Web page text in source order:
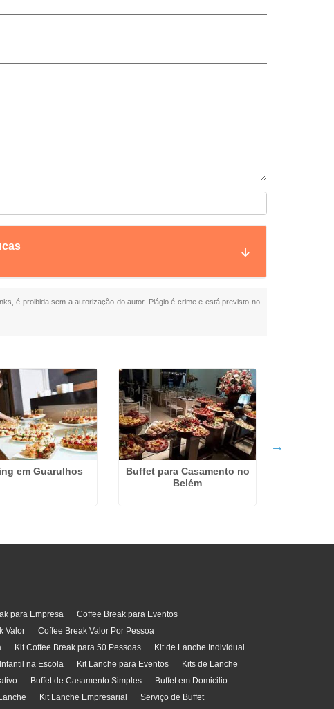
é proibida sem a autorização do autor. Plágio é crime e está previsto no
em Guarulhos
Buffet para Casamento no
Belém
para Empresa
Coffee Break para Eventos
Valor
Coffee Break Valor Por Pessoa
Kit Coffee Break para 50 Pessoas
Kit de Lanche Individual
na Escola Kit Lanche para Eventos
Kits de Lanche
Buffet de Casamento Simples
Buffet em Domicilio
Kit Lanche Empresarial Serviço de Buffet